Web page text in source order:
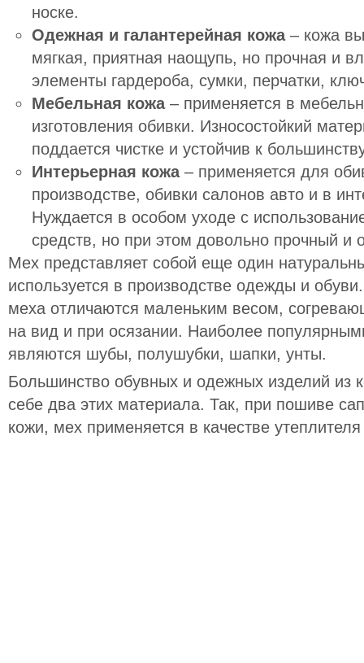
носке.
Одежная и галантерейная кожа– кожа
мягкая, приятная наощупь, но прочная и
элементы гардероба, сумки, перчатки,
Мебельная кожа– применяется в
изготовления обивки. Износостойкий
поддается чистке и устойчив к
Интерьерная кожа– применяется для
производстве, обивки салонов авто и в
Нуждается в особом уходе с
средств, но при этом довольно прочный и
Мех представляет собой еще один
используется в производстве одежды и
меха отличаются маленьким весом,
на вид и при осязании. Наиболее
являются шубы, полушубки, шапки, унты.
Большинство обувных и одежных изделий из
себе два этих материала. Так, при пошиве
кожи, мех применяется в качестве